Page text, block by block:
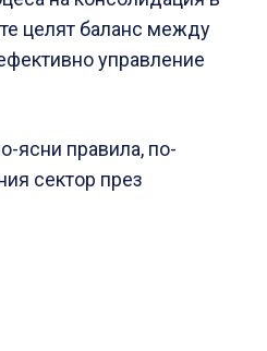
целят баланс между
управление
ясни правила, по-
сектор през